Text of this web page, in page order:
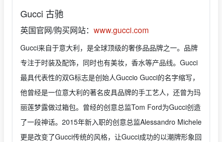
Gucci 古驰
英国官网/购买网站： www.gucci.com
Gucci来自于意大利，是全球顶级的奢侈品品牌之一。品牌
专注于时装及配饰，同时也有美妆，香水等产品线。Gucci
最具代表性的双G标志是创始人Guccio Gucci的名字缩写，
他曾经是一位意大利的著名皮具品牌的手工艺人，还曾为玛
丽莲梦露做过箱包。曾经的创意总监Tom Ford为Gucci创造
了一段神话。2015年新入职的创意总监Alessandro Michele
更是改变了Gucci传统的风格，让Gucci成功的以潮牌形象回